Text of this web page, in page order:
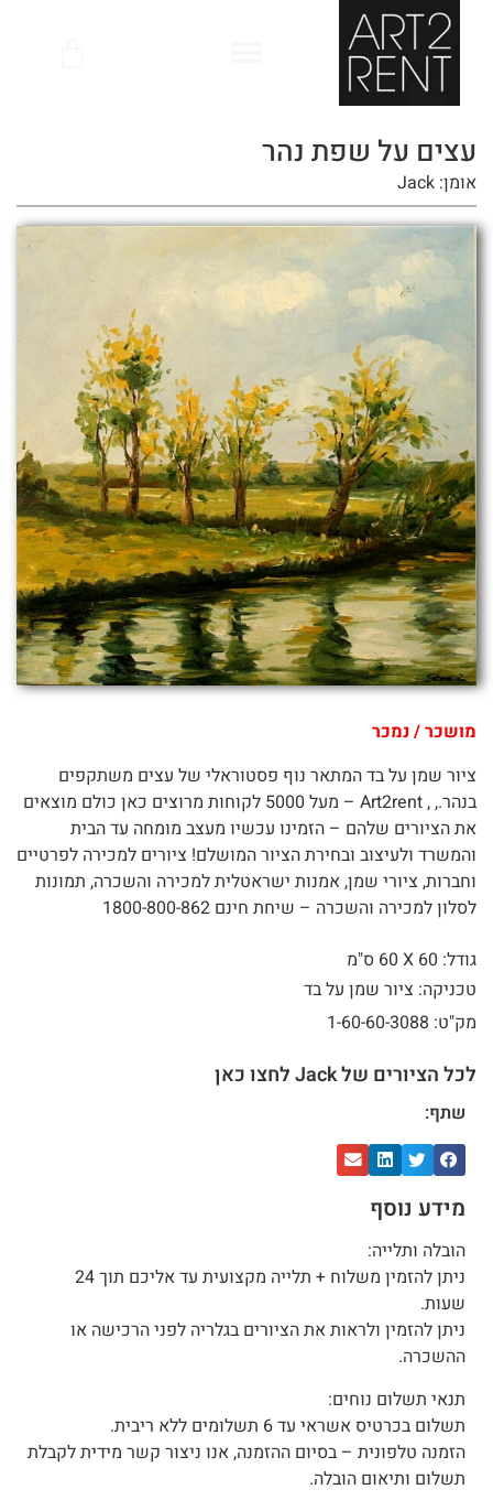
עצים על שפת נהר
אומן: Jack
מושכר / נמכר
ציור שמן על בד המתאר נוף פסטוראלי של עצים משתקפים
בנהר., , Art2rent – מעל 5000 לקוחות מרוצים כאן כולם מוצאים
את הציורים שלהם – הזמינו עכשיו מעצב מומחה עד הבית
והמשרד ולעיצוב ובחירת הציור המושלם! ציורים למכירה לפרטיים
וחברות, ציורי שמן, אמנות ישראטלית למכירה והשכרה, תמונות
לסלון למכירה והשכרה – שיחת חינם 1800-800-862
גודל: 60 X
60 ס"מ
טכניקה: ציור שמן על בד
מק"ט: 1-60-60-3088
לכל הציורים של Jack לחצו כאן
שתף:
מידע נוסף
הובלה ותלייה:
ניתן להזמין משלוח + תלייה מקצועית עד אליכם תוך 24
שעות.
ניתן להזמין ולראות את הציורים בגלריה לפני הרכישה או
ההשכרה.
תנאי תשלום נוחים:
תשלום בכרטיס אשראי עד 6 תשלומים ללא ריבית.
הזמנה טלפונית – בסיום ההזמנה, אנו ניצור קשר מידית לקבלת
תשלום ותיאום הובלה.